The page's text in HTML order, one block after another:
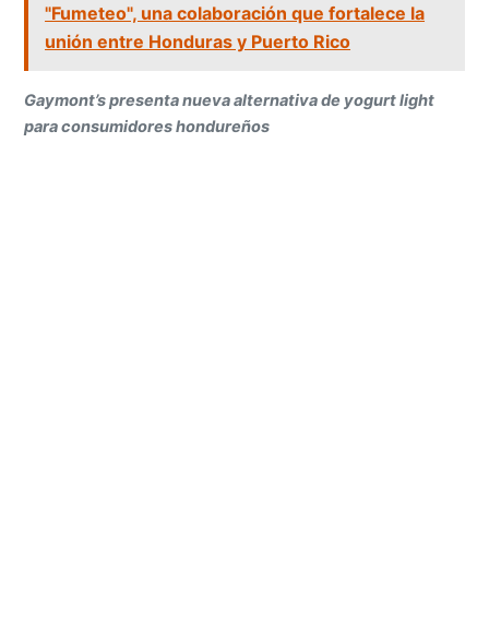
"Fumeteo", una colaboración que fortalece la
unión entre Honduras y Puerto Rico
Gaymont’s presenta nueva alternativa de yogurt light
para consumidores hondureños